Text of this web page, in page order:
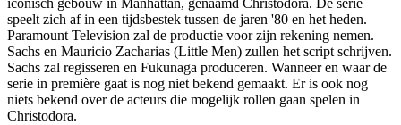
speelt zich af in een tijdsbestek tussen de jaren '80 en het heden.
Paramount Television zal de productie voor zijn rekening nemen.
Sachs en Mauricio Zacharias (Little Men) zullen het script schrijven.
Sachs zal regisseren en Fukunaga produceren. Wanneer en waar de
serie in première gaat is nog niet bekend gemaakt. Er is ook nog
niets bekend over de acteurs die mogelijk rollen gaan spelen in
Christodora.